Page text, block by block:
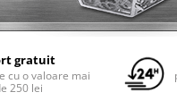
gratuit
cu o valoare mai
250 lei